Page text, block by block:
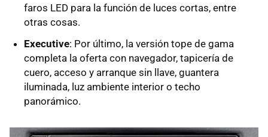
faros LED para la función de luces cortas, entre
otras cosas.
Executive: Por último, la versión tope de gama
completa la oferta con navegador, tapicería de
cuero, acceso y arranque sin llave, guantera
iluminada, luz ambiente interior o techo
panorámico.